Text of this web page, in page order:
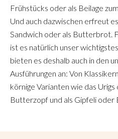
Frühstücks oder als Beilage
Und auch dazwischen erfreut
Sandwich oder als Butterbrot.
ist es natürlich unser
bieten es deshalb auch in den
Ausführungen an: Von
körnige Varianten wie das
Butterzopf und als Gipfeli oder